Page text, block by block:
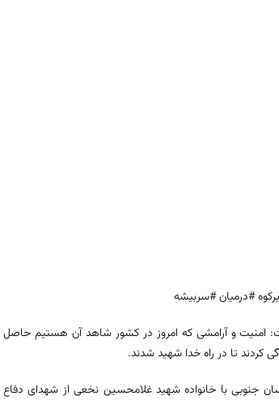
#درمیان #سربیشه
امنیت و آرامشی که امروز در کشور شاهد آن هستیم حاصل
تا در راه خدا شهید شدند.
جنوبی با خانواده شهید غلامحسین نخعی از شهدای دفاع